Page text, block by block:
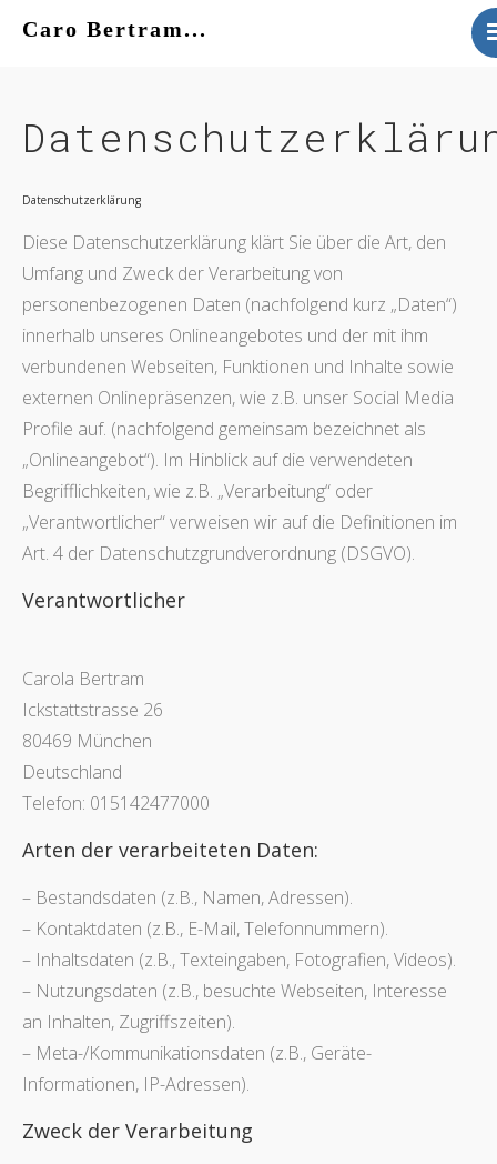
Caro Bertram...
KONTAKT
Datenschutzerklärung
Diese Datenschutzerklärung klärt Sie über die Art, den
Umfang und Zweck der Verarbeitung von
personenbezogenen Daten (nachfolgend kurz „Daten“)
innerhalb unseres Onlineangebotes und der mit ihm
verbundenen Webseiten, Funktionen und Inhalte sowie
externen Onlinepräsenzen, wie z.B. unser Social Media
Profile auf. (nachfolgend gemeinsam bezeichnet als
„Onlineangebot“). Im Hinblick auf die verwendeten
Begrifflichkeiten, wie z.B. „Verarbeitung“ oder
„Verantwortlicher“ verweisen wir auf die Definitionen im
Art. 4 der Datenschutzgrundverordnung (DSGVO).
Verantwortlicher
Carola Bertram
Ickstattstrasse 26
80469 München
Deutschland
Telefon: 015142477000
Arten der verarbeiteten Daten:
– Bestandsdaten (z.B., Namen, Adressen).
– Kontaktdaten (z.B., E-Mail, Telefonnummern).
– Inhaltsdaten (z.B., Texteingaben, Fotografien, Videos).
– Nutzungsdaten (z.B., besuchte Webseiten, Interesse
an Inhalten, Zugriffszeiten).
– Meta-/Kommunikationsdaten (z.B., Geräte-
Informationen, IP-Adressen).
Zweck der Verarbeitung